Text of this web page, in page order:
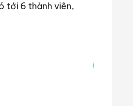
tới 6 thành viên,